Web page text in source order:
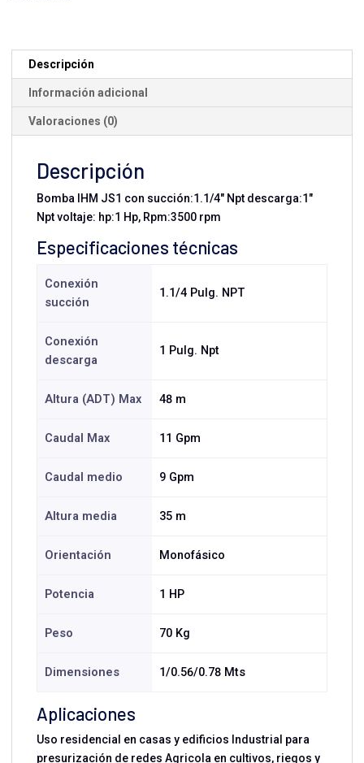
Monofásica
cantidad
Descripción
Información adicional
Valoraciones (0)
Descripción
Bomba IHM JS1 con succión:1.1/4" Npt descarga:1"
Npt voltaje: hp:1 Hp, Rpm:3500 rpm
Especificaciones técnicas
Conexión
succión
1.1/4 Pulg. NPT
Conexión
descarga
1 Pulg. Npt
Altura (ADT) Max 48 m
Caudal Max 11 Gpm
Caudal medio 9 Gpm
Altura media 35 m
Orientación Monofásico
Potencia 1 HP
Peso 70 Kg
Dimensiones 1/0.56/0.78 Mts
Aplicaciones
Uso residencial en casas y edificios Industrial para
presurización de redes Agricola en cultivos, riegos y